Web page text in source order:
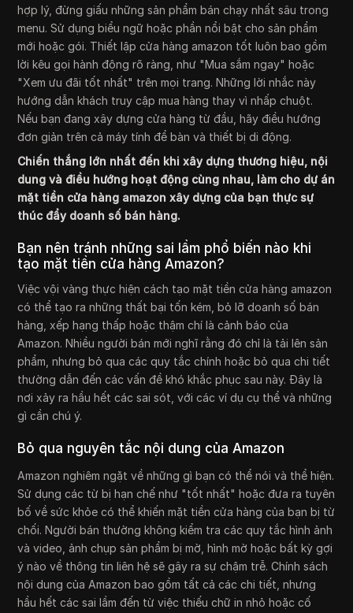
hợp lý, đừng giấu những sản phẩm bán chạy nhất sâu trong
menu. Sử dụng biểu ngữ hoặc phần nổi bật cho sản phẩm
mới hoặc gói. Thiết lập cửa hàng amazon tốt luôn bao gồm
lời kêu gọi hành động rõ ràng, như "Mua sắm ngay" hoặc
"Xem ưu đãi tốt nhất" trên mọi trang. Những lời nhắc này
hướng dẫn khách truy cập mua hàng thay vì nhấp chuột.
Nếu bạn đang xây dựng cửa hàng từ đầu, hãy điều hướng
đơn giản trên cả máy tính để bàn và thiết bị di động.
Chiến thắng lớn nhất đến khi xây dựng thương hiệu, nội
dung và điều hướng hoạt động cùng nhau, làm cho dự án
mặt tiền cửa hàng amazon xây dựng của bạn thực sự
thúc đẩy doanh số bán hàng.
Bạn nên tránh những sai lầm phổ biến nào khi
tạo mặt tiền cửa hàng Amazon?
Việc vội vàng thực hiện cách tạo mặt tiền cửa hàng amazon
có thể tạo ra những thất bại tốn kém, bỏ lỡ doanh số bán
hàng, xếp hạng thấp hoặc thậm chí là cảnh báo của
Amazon. Nhiều người bán mới nghĩ rằng đó chỉ là tải lên sản
phẩm, nhưng bỏ qua các quy tắc chính hoặc bỏ qua chi tiết
thường dẫn đến các vấn đề khó khắc phục sau này. Đây là
nơi xảy ra hầu hết các sai sót, với các ví dụ cụ thể và những
gì cần chú ý.
Bỏ qua nguyên tắc nội dung của Amazon
Amazon nghiêm ngặt về những gì bạn có thể nói và thể hiện.
Sử dụng các từ bị hạn chế như "tốt nhất" hoặc đưa ra tuyên
bố về sức khỏe có thể khiến mặt tiền cửa hàng của bạn bị từ
chối. Người bán thường không kiểm tra các quy tắc hình ảnh
và video, ảnh chụp sản phẩm bị mờ, hình mờ hoặc bất kỳ gợi
ý nào về thông tin liên hệ sẽ gây ra sự chậm trễ. Chính sách
nội dung của Amazon bao gồm tất cả các chi tiết, nhưng
hầu hết các sai lầm đến từ việc thiếu chữ in nhỏ hoặc cố